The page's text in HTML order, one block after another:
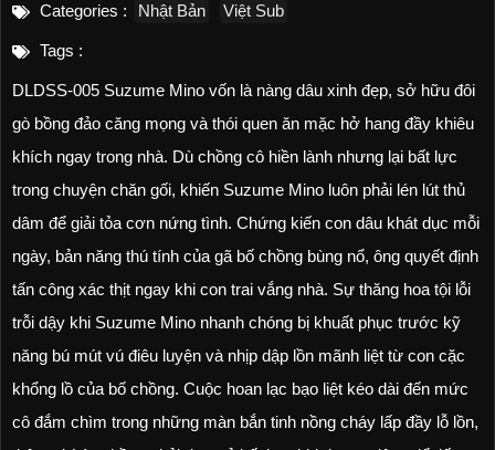
Categories : Nhật Bản Việt Sub
Tags :
DLDSS-005 Suzume Mino vốn là nàng dâu xinh đẹp, sở hữu đôi
gò bồng đảo căng mọng và thói quen ăn mặc hở hang đầy khiêu
khích ngay trong nhà. Dù chồng cô hiền lành nhưng lại bất lực
trong chuyện chăn gối, khiến Suzume Mino luôn phải lén lút thủ
dâm để giải tỏa cơn nứng tình. Chứng kiến con dâu khát dục mỗi
ngày, bản năng thú tính của gã bố chồng bùng nổ, ông quyết định
tấn công xác thịt ngay khi con trai vắng nhà. Sự thăng hoa tội lỗi
trỗi dậy khi Suzume Mino nhanh chóng bị khuất phục trước kỹ
năng bú mút vú điêu luyện và nhịp dập lồn mãnh liệt từ con cặc
khổng lồ của bố chồng. Cuộc hoan lạc bạo liệt kéo dài đến mức
cô đắm chìm trong những màn bắn tinh nồng cháy lấp đầy lỗ lồn,